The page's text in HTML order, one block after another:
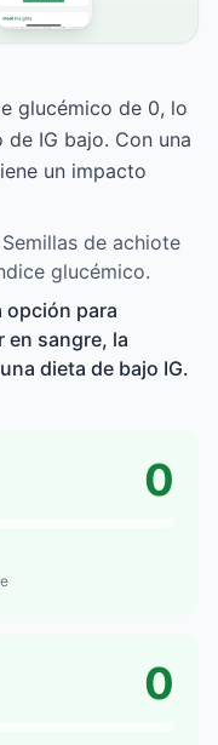
glucémico de 0, lo
IG bajo. Con una
un impacto
de achiote
glucémico.
opción para
en sangre, la
dieta de bajo IG.
0
0